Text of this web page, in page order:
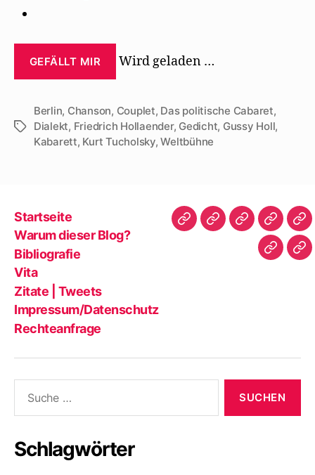
GEFÄLLT MIR Wird geladen …
Schlagwörter
Berlin, Chanson, Couplet, Das politische Cabaret,
Dialekt, Friedrich Hollaender, Gedicht, Gussy Holl,
Kabarett, Kurt Tucholsky,Weltbühne
Startseite
Warum dieser Blog?
Bibliografie
Vita
Zitate | Tweets
Impressum/Datenschutz
Rechteanfrage
Startseite
WarumBibliografie
Vita
|
nach:
Schlagwörter